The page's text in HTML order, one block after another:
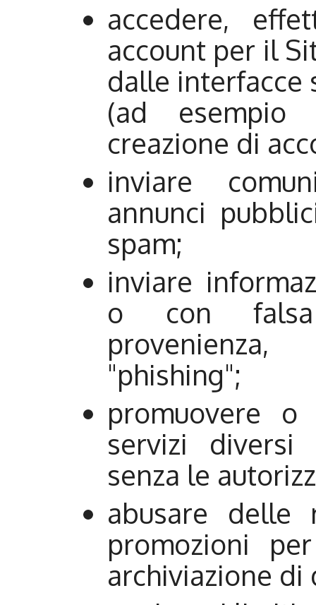
accedere,
account per il
dalle interfacce
(ad esempio
creazione di
inviare
annunci
spam;
inviare
o con falsa
"phishing";
promuovere
servizi
senza le
abusare delle
promozioni
archiviazione